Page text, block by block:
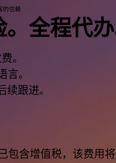
的信赖
全程代办
。
言。
跟进。
包含增值税，该费用